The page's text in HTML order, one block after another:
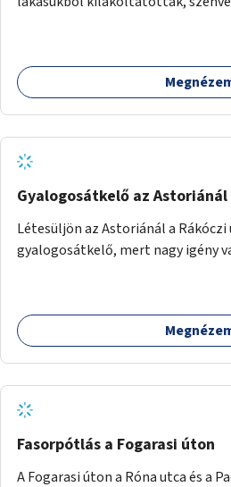
civil/szakmai szervezeti
segítségen, biztonságnyújtáson
szemléletformálást is céljának
Gyalogosátkelő az Astoriánál
Létesüljön az Astoriánál a
gyalogosátkelő, mert nagy igény
Fasorpótlás a Fogarasi úton
A Fogarasi úton a Róna utca és a